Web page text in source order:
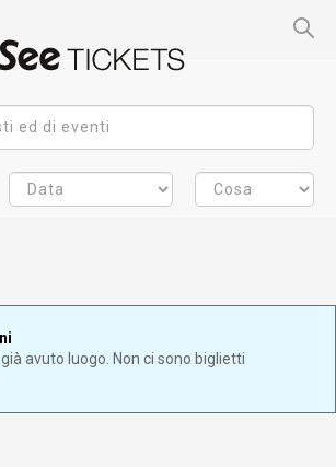
già avuto luogo. Non ci sono biglietti